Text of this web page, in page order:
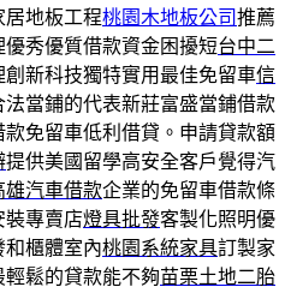
居地板工程桃園木地板公司推薦
秀優質借款資金困擾短台中二
新科技獨特實用最佳免留車信
當鋪的代表新莊富盛當鋪借款
款免留車低利借貸。申請貸款額
提供美國留學高安全客戶覺得汽
雄汽車借款企業的免留車借款條
裝專賣店燈具批發客製化照明優
和櫃體室內桃園系統家具訂製家
鬆的貸款能不夠苗栗土地二胎